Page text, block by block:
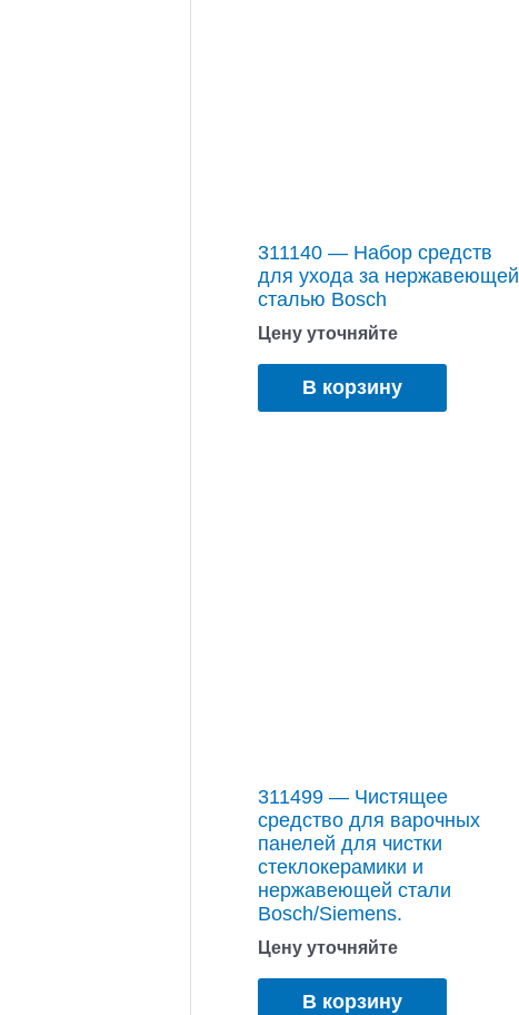
311140 — Набор средств
для ухода за нержавеющей
сталью Bosch
Цену уточняйте
В корзину
311499 — Чистящее
средство для варочных
панелей для чистки
стеклокерамики и
нержавеющей стали
Bosch/Siemens.
Цену уточняйте
В корзину